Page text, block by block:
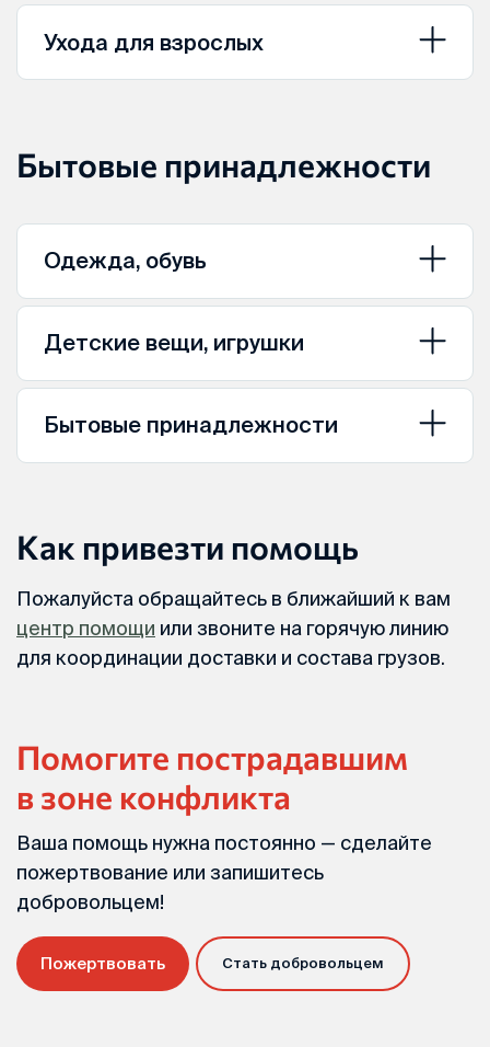
Ухода для взрослых
Бытовые принадлежности
Одежда, обувь
Детские вещи, игрушки
Бытовые принадлежности
Как привезти помощь
Пожалуйста обращайтесь в ближайший к вам
центр помощи или звоните на горячую линию
для координации доставки и состава грузов.
Помогите пострадавшим
в зоне конфликта
Ваша помощь нужна постоянно — сделайте
пожертвование или запишитесь
добровольцем!
Пожертвовать Стать добровольцем